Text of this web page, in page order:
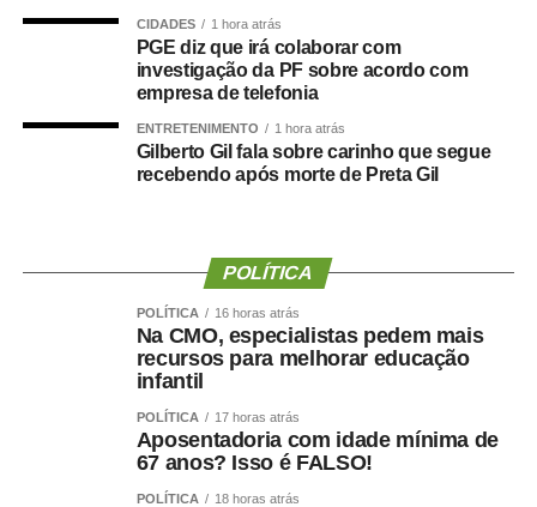
Durigan reiterou que os juros elevados são o principal
fator por trás do aumento do endividamento público.
“Claro que vamos continuar atuando para melhorar o
resultado de inflação da história” e as agências
internacionais de risco melhorando cada vez mais as
avaliações sobre o país.
TOP FAMOSOS
CIDADES 1 hora atrás
PGE diz que irá colaborar com
investigação da PF sobre acordo com
empresa de telefonia
ENTRETENIMENTO 1 hora atrás
Gilberto Gil fala sobre carinho que segue
recebendo após morte de Preta Gil
POLÍTICA
POLÍTICA 16 horas atrás
Na CMO, especialistas pedem mais
recursos para melhorar educação
infantil
POLÍTICA 17 horas atrás
Aposentadoria com idade mínima de
67 anos? Isso é FALSO!
POLÍTICA 18 horas atrás